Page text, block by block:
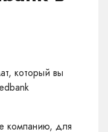
который вы
компанию, для